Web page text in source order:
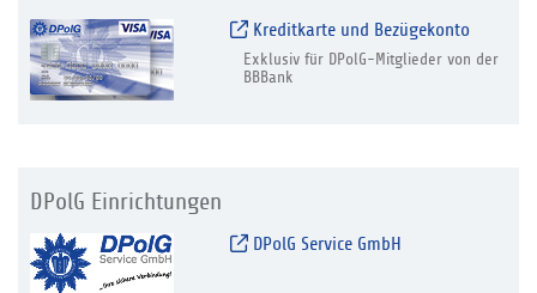
Kreditkarte und Bezügekonto
Exklusiv für DPolG-Mitglieder von der
BBBank
DPolG Einrichtungen
DPolG Service GmbH